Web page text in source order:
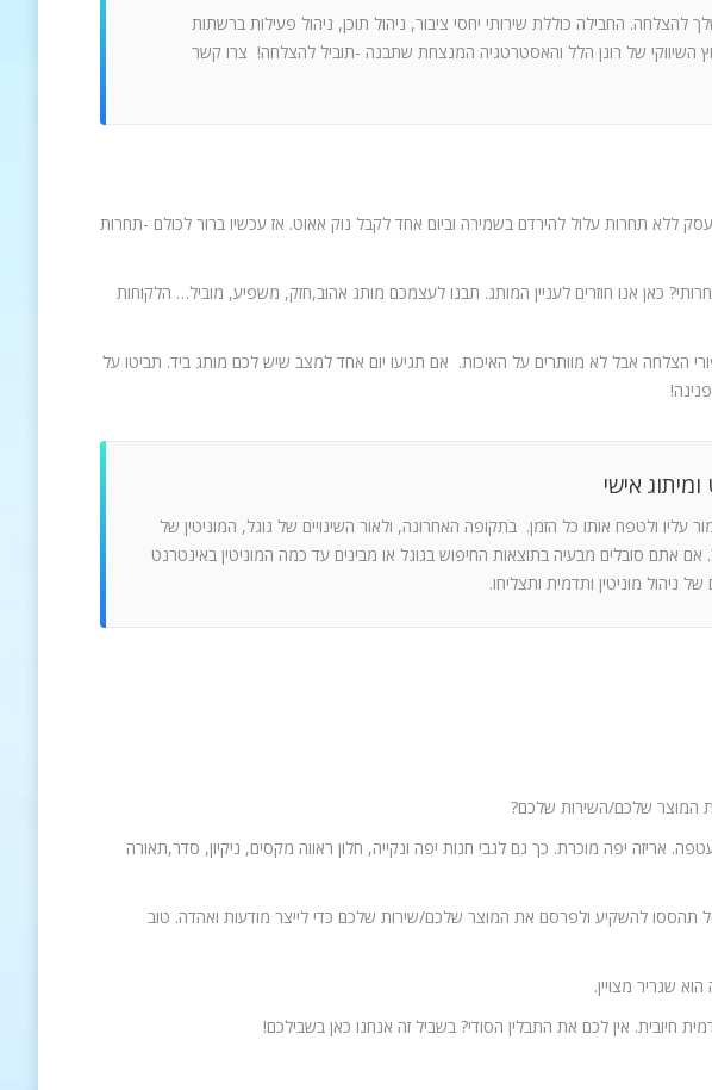
החבילה כוללת שירותי יחסי ציבור, ניהול תוכן, ניהול פעילות ברשתות
השיווקי של רונן הלל והאסטרטגיה המנצחת שתבנה -תוביל להצלחה! צרו קשר
ללא תחרות עלול להירדם בשמירה וביום אחד לקבל נוק אאוט. אז עכשיו ברור לכולם -תחרות
כאן אנו חוזרים לעניין המותג. תבנו לעצמכם מותג אהוב,חזק, משפיע, מוביל… הלקוחות
הצלחה אבל לא מוותרים על האיכות. אם תגיעו יום אחד למצב שיש לכם מותג ביד. תביטו על
אישי
עליו ולטפח אותו כל הזמן. בתקופה האחרונה, ולאור השינויים של גוגל, המוניטין של
אתם סובלים מבעיה בתוצאות החיפוש בגוגל או מבינים עד כמה המוניטין באינטרנט
ניהול מוניטין ותדמית ותצליחו.
אריזה יפה מוכרת. כך גם לגבי חנות יפה ונקייה, חלון ראווה מקסים, ניקיון, סדר,תאורה
אל תהססו להשקיע ולפרסם את המוצר שלכם/שירות שלכם כדי לייצר מודעות ואהדה. טוב